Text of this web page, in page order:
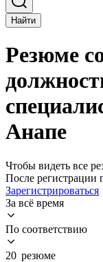
Найти
Резюме
Анапе
Чтобы видеть все
После регистрации
Зарегистрироваться
За всё время
По соответствию
20 резюме